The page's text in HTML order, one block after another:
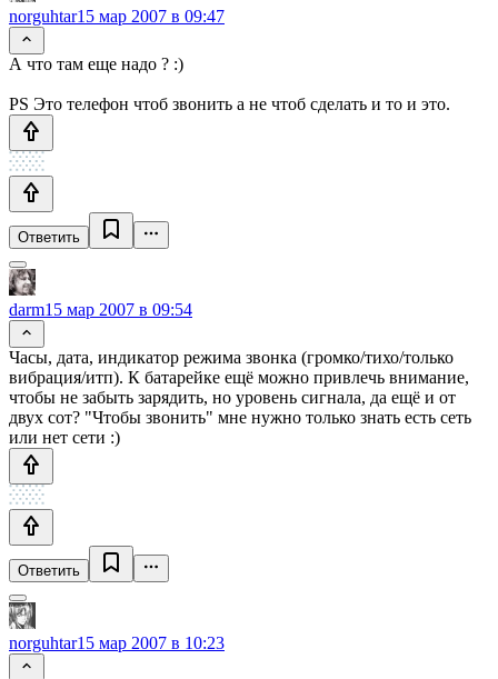
norguhtar15 мар 2007 в 09:47
А что там еще надо ? :)
PS Это телефон чтоб звонить а не чтоб сделать и то и это.
Ответить
darm15 мар 2007 в 09:54
Часы, дата, индикатор режима звонка (громко/тихо/только
вибрация/итп). К батарейке ещё можно привлечь внимание,
чтобы не забыть зарядить, но уровень сигнала, да ещё и от
двух сот? "Чтобы звонить" мне нужно только знать есть сеть
или нет сети :)
Ответить
norguhtar15 мар 2007 в 10:23